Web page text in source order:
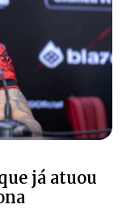
já atuou